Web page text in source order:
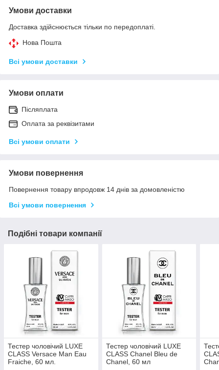
Умови доставки
Доставка здійснюється тільки по передоплаті.
Нова Пошта
Всі умови доставки
Умови оплати
Післяплата
Оплата за реквізитами
Всі умови оплати
Умови повернення
Повернення товару впродовж 14 днів за домовленістю
Всі умови повернення
Подібні товари компанії
Тестер чоловічий LUXE
CLASS Versace Man Eau
Fraiche, 60 мл.
Тестер чоловічий LUXE
CLASS Chanel Bleu de
Chanel, 60 мл